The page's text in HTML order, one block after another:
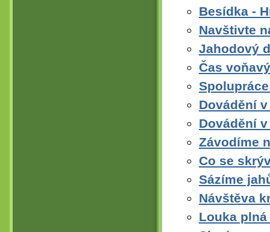
Besídka -
Navštivte
Jahodový
Čas
Dovádění
Dovádění
Závodíme
Co se
Sázíme
Návštěva
Louka